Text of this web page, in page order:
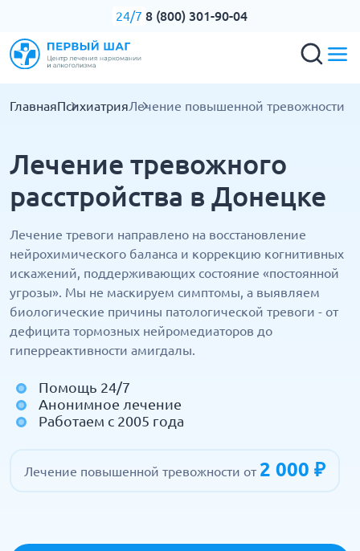
24/7 8 (800) 301-90-04
ГлавнаяПсихиатрияЛечение повышенной тревожности
Лечение тревожного
расстройства в Донецке
Лечение тревоги направлено на восстановление
нейрохимического баланса и коррекцию когнитивных
искажений, поддерживающих состояние «постоянной
угрозы». Мы не маскируем симптомы, а выявляем
биологические причины патологической тревоги - от
дефицита тормозных нейромедиаторов до
гиперреактивности амигдалы.
Помощь 24/7
Анонимное лечение
Работаем с 2005 года
Лечение повышенной тревожности от 2 000 ₽